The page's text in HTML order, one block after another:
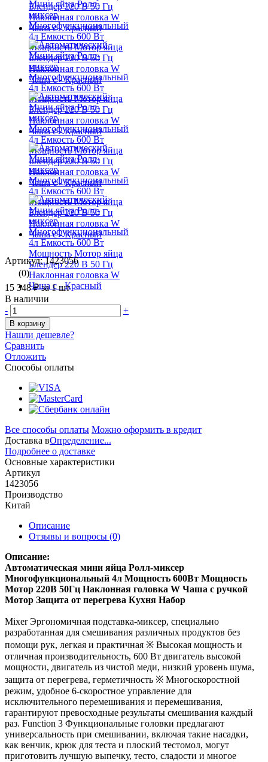
Артикул: 1423056
(0)
15 348 ₽за 1 шт
В наличии
-
+
В корзину
Нашли дешевле?
Сравнить
Отложить
Способы оплаты
Все способы оплаты Можно оформить в кредит
Доставка вОпределение...
Подробнее о доставке
Основные характеристики
Артикул
1423056
Производство
Китай
Описание
Отзывы и вопросы (0)
Описание:
Автоматическая мини яйца Ролл-миксер
Многофункциональный 4л Мощность 600Вт Мощность
Мотор 220В 50Гц Наклонная головка W Чаша с ручкой
Мотор Защита от перегрева Кухня Набор
Mixer Эргономичная подставка-миксер, специально
разработанная для смешивания различных продуктов без
помощи рук, легкая и практичная ※ Высокая мощность и
отличная производительность, 600 Вт двигатель высокой
мощности, двигатель из чистой меди, низкий уровень шума,
защита от перегрева, герметичность ※ Многоскоростной
режим, удобное 6-скоростное управление для
исключительного перемешивания и перемешивания,
гарантируют превосходные результаты смешивания каждый
раз. Function 3 Функциональные головки предлагают
универсальность при смешивании, включая такие насадки,
как венчик, крюк для теста и плоский тестомол, могут
приготовить лучшую выпечку, тесто, сладости и многое